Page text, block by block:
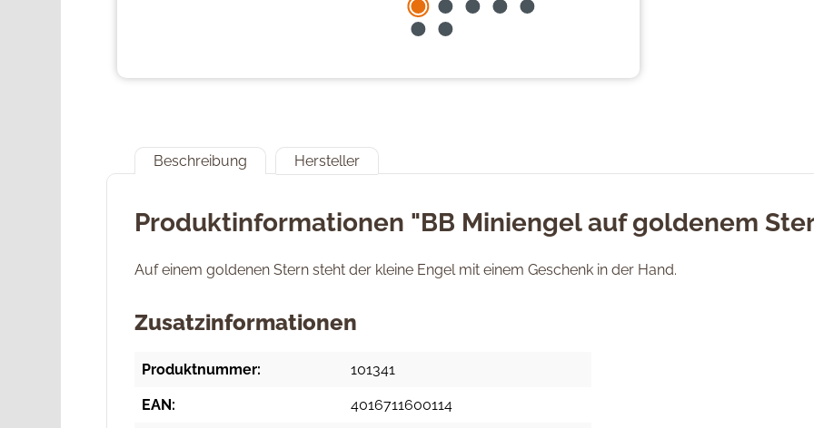
Beschreibung Hersteller
Produktinformationen "BB Miniengel auf goldenem
Auf einem goldenen Stern steht der kleine Engel mit einem Geschenk in der Hand.
Zusatzinformationen
Produktnummer: 101341
EAN: 4016711600114